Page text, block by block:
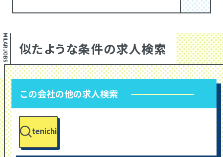
SIMILAR JOBS 似たような条件の求人検索
この会社の他の求人検索
tenichi